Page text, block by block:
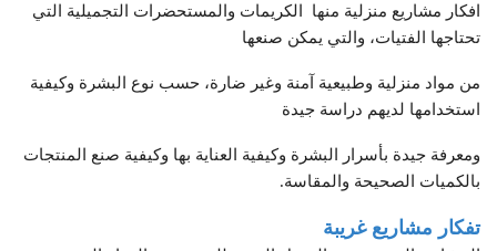
افكار مشاريع منزلية منها الكريمات والمستحضرات التجميلية التي
تحتاجها الفتيات، والتي يمكن صنعها
من مواد منزلية وطبيعية آمنة وغير ضارة، حسب نوع البشرة وكيفية
استخدامها لديهم دراسة جيدة
ومعرفة جيدة بأسرار البشرة وكيفية العناية بها وكيفية صنع المنتجات
بالكميات الصحيحة والمقاسة.
تفكار مشاريع غريبة